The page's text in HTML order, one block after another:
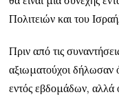
Πολιτειών και του
Πριν από τις
αξιωματούχοι δήλωσαν
εντός εβδομάδων, αλλά